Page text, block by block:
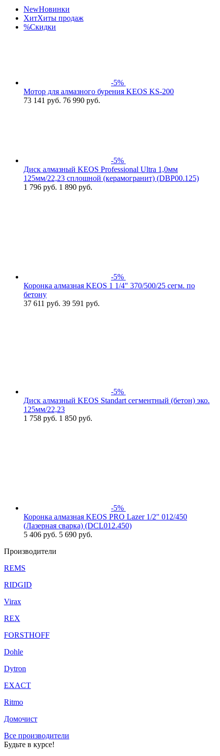
NewНовинки
ХитХиты продаж
%Скидки
-5%
Мотор для алмазного бурения KEOS KS-200
73 141 руб. 76 990 руб.
-5%
Диск алмазный KEOS Professional Ultra 1,0мм
125мм/22,23 сплошной (керамогранит) (DBP00.125)
1 796 руб. 1 890 руб.
-5%
Коронка алмазная KEOS 1 1/4" 370/500/25 сегм. по
бетону
37 611 руб. 39 591 руб.
-5%
Диск алмазный KEOS Standart сегментный (бетон) эко.
125мм/22,23
1 758 руб. 1 850 руб.
-5%
Коронка алмазная KEOS PRO Lazer 1/2" 012/450
(Лазерная сварка) (DCL012.450)
5 406 руб. 5 690 руб.
Производители
REMS
RIDGID
Virax
REX
FORSTHOFF
Dohle
Dytron
EXACT
Ritmo
Домочист
Все производители
Будьте в курсе!